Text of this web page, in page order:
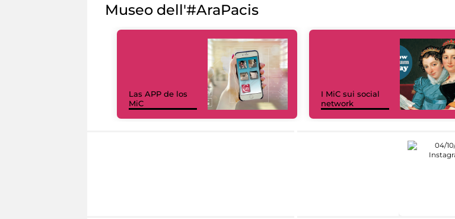
Museo dell'#AraPacis
Las APP de los
MiC
I MiC sui social
network